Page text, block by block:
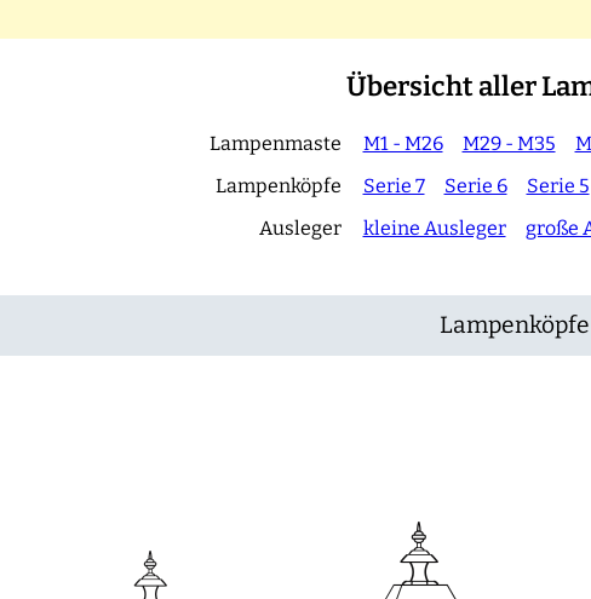
Übersicht aller
Lampenmaste M1 - M26 M29 - M35
Lampenköpfe
Serie 7 Serie 6 Serie 5
Ausleger
kleine Ausleger große